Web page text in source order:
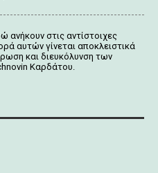
ανήκουν στις αντίστοιχες
αυτών γίνεται αποκλειστικά
και διευκόλυνση των
Kαρδάτου.